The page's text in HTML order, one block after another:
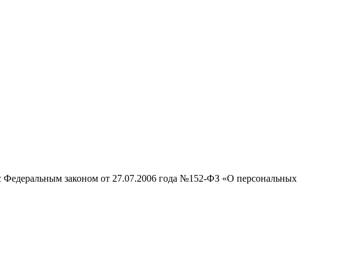
Федеральным законом от 27.07.2006 года №152-ФЗ «О персональных